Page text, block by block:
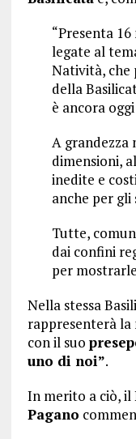
“Presenta
legate al
Natività, che
della
è ancora
A grandezza
dimensioni,
inedite e
anche per gli
Tutte,
dai confini
per
Nella stessa
rappresenterà
con il suo
uno di noi”.
In merito a ciò, il
Pagano